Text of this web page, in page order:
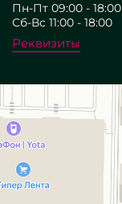
Пн-Пт 09:00 - 18:00
Сб-Вс 11:00 - 18:00
Реквизиты